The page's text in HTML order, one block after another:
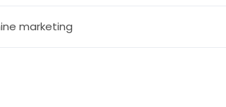
marketing